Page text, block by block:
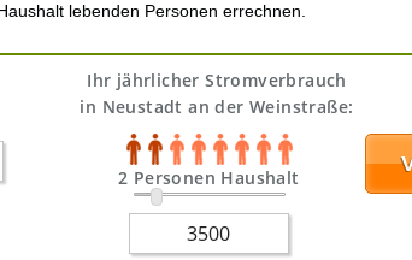
lebenden Personen errechnen.
Ihr jährlicher Stromverbrauch
in Neustadt an der Weinstraße:
2 Personen Haushalt